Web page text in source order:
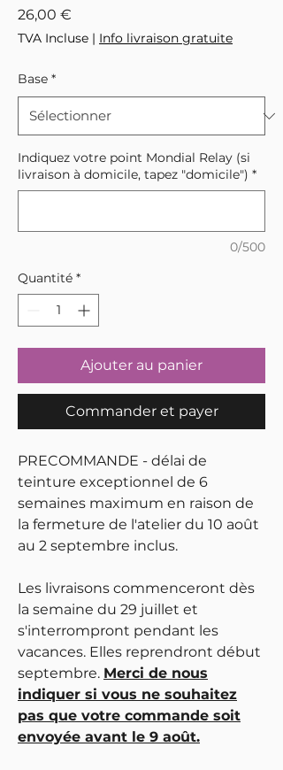
26,00 €
TVA Incluse | Info livraison gratuite
Base *
Indiquez votre point Mondial Relay (si
livraison à domicile, tapez "domicile") *
0/500
Quantité *
Ajouter au panier
Commander et payer
PRECOMMANDE - délai de
teinture exceptionnel de 6
semaines maximum en raison de
la fermeture de l'atelier du 10 août
au 2 septembre inclus.
Les livraisons commenceront dès
la semaine du 29 juillet et
s'interrompront pendant les
vacances. Elles reprendront début
septembre. Merci de nous
indiquer si vous ne souhaitez
pas que votre commande soit
envoyée avant le 9 août.